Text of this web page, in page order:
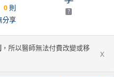
?
0 則
分享
，所以醫師無法付費改變或移
x